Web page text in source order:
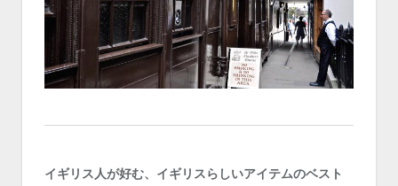
イギリス人が好む、イギリスらしいアイテムのベスト